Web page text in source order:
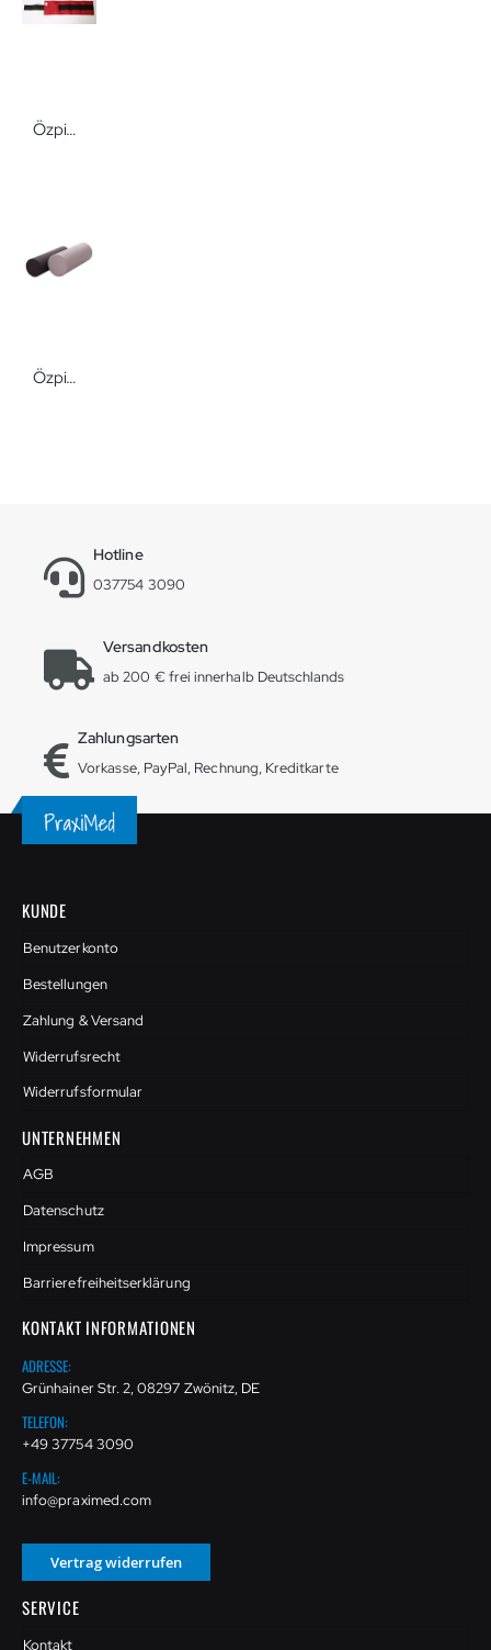
Özpinar Gewichtsmanschetten Kunstleder in verschiedenen Gewichten
Özpinar Knierolle 50 cm Ø 18 cm
Hotline
037754 3090
Versandkosten
ab 200 € frei innerhalb Deutschlands
Zahlungsarten
Vorkasse, PayPal, Rechnung, Kreditkarte
KUNDE
Benutzerkonto
Bestellungen
Zahlung & Versand
Widerrufsrecht
Widerrufsformular
UNTERNEHMEN
AGB
Datenschutz
Impressum
Barrierefreiheitserklärung
KONTAKT INFORMATIONEN
ADRESSE:
Grünhainer Str. 2, 08297 Zwönitz, DE
TELEFON:
+49 37754 3090
E-MAIL:
info@praximed.com
Vertrag widerrufen
SERVICE
Kontakt